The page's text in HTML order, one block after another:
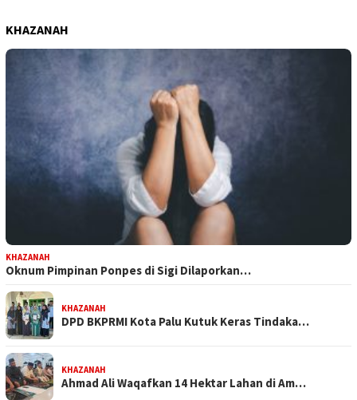
KHAZANAH
KHAZANAH
Oknum Pimpinan Ponpes di Sigi Dilaporkan…
KHAZANAH
DPD BKPRMI Kota Palu Kutuk Keras Tindaka…
KHAZANAH
Ahmad Ali Waqafkan 14 Hektar Lahan di Am…